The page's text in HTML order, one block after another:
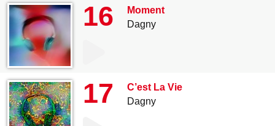
16
Moment
Dagny
17
C’est La Vie
Dagny